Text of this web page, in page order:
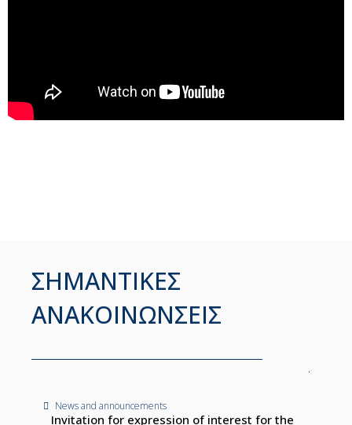
ΣΗΜΑΝΤΙΚΕΣ
ΑΝΑΚΟΙΝΩΝΣΕΙΣ
News and announcements
Invitation for expression of interest for the